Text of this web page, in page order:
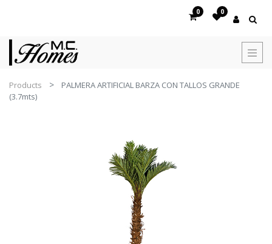
0 0
Products
PALMERA ARTIFICIAL BARZA CON TALLOS GRANDE
(3.7mts)